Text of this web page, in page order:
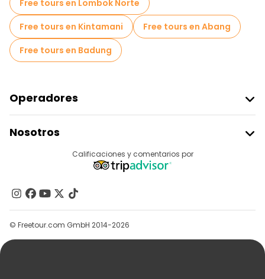
Free tours en Lombok Norte
Free tours en Kintamani
Free tours en Abang
Free tours en Badung
Operadores
Acceder Como Proveedor
Programa De Afiliados
Nosotros
Contacto
Grupos
Ayuda
Calificaciones y comentarios por
© Freetour.com GmbH 2014-2026